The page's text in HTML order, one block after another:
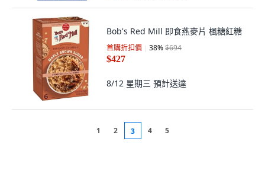
Bob's Red Mill 即食燕麥片 楓糖紅糖
首購折扣價 38%$694
$427
8/12 星期三 預計送達
1 2 3 4 5